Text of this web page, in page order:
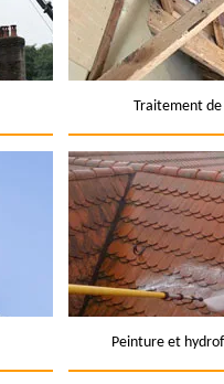
Traitement
Peinture et